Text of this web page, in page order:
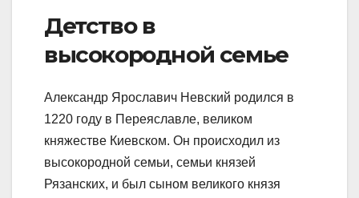
Детство в
высокородной семье
Александр Ярославич Невский родился в
1220 году в Переяславле, великом
княжестве Киевском. Он происходил из
высокородной семьи, семьи князей
Рязанских, и был сыном великого князя